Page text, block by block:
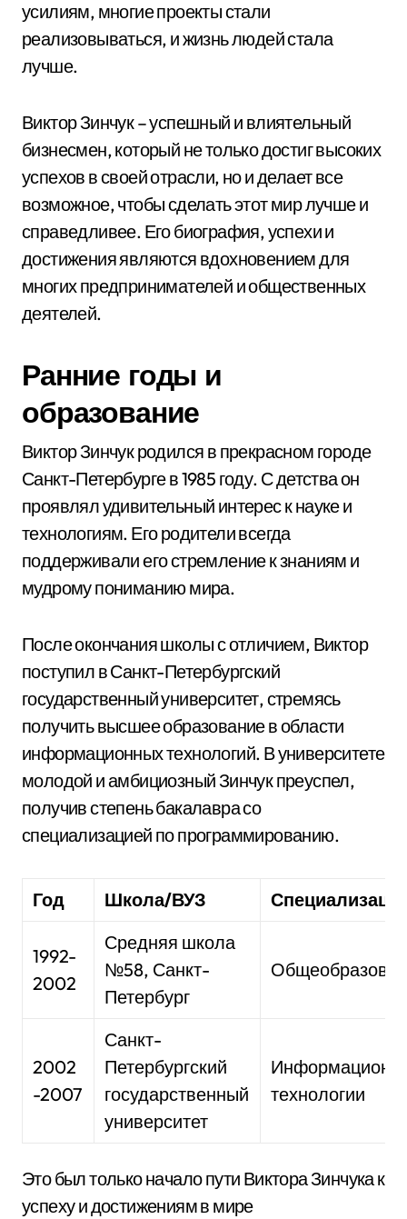
усилиям, многие проекты стали
реализовываться, и жизнь людей стала
лучше.
Виктор Зинчук – успешный и влиятельный
бизнесмен, который не только достиг высоких
успехов в своей отрасли, но и делает все
возможное, чтобы сделать этот мир лучше и
справедливее. Его биография, успехи и
достижения являются вдохновением для
многих предпринимателей и общественных
деятелей.
Ранние годы и
образование
Виктор Зинчук родился в прекрасном городе
Санкт-Петербурге в 1985 году. С детства он
проявлял удивительный интерес к науке и
технологиям. Его родители всегда
поддерживали его стремление к знаниям и
мудрому пониманию мира.
После окончания школы с отличием, Виктор
поступил в Санкт-Петербургский
государственный университет, стремясь
получить высшее образование в области
информационных технологий. В университете
молодой и амбициозный Зинчук преуспел,
получив степень бакалавра со
специализацией по программированию.
Год Школа/ВУЗ
1992-
2002
Средняя школа
№58, Санкт-
Петербург
2002
-2007
Санкт-
Петербургский
государственный
университет
технологии
Это был только начало пути Виктора Зинчука к
успеху и достижениям в мире